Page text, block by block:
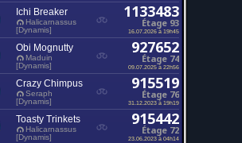
Ichi Breaker
Halicarnassus
[Dynamis]
1133483
Étage 93
16.07.2026 à 19h45
Obi Mognutty
Maduin
[Dynamis]
927652
Étage 74
09.07.2025 à 22h56
Crazy Chimpus
Seraph
[Dynamis]
915519
Étage 76
31.12.2023 à 19h19
Toasty Trinkets
Halicarnassus
[Dynamis]
915442
Étage 72
23.06.2023 à 04h14